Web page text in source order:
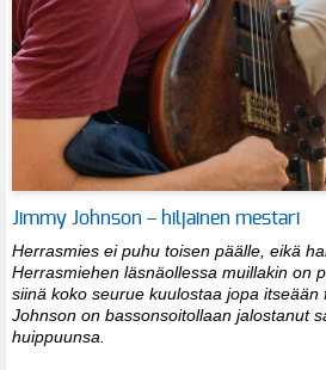
Jimmy Johnson – hiljainen mestari
Herrasmies ei puhu toisen päälle, eikä
Herrasmiehen läsnäollessa muillakin on
siinä koko seurue kuulostaa jopa itseään
Johnson on bassonsoitollaan jalostanut
huippuunsa.